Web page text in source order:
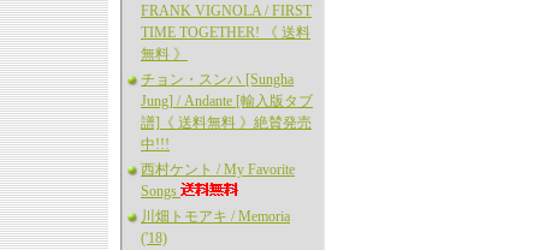
FRANK VIGNOLA / FIRST
TIME TOGETHER! 《 送料
無料 》
チョン・スンハ [Sungha
Jung] / Andante [輸入版タブ
譜]《 送料無料 》絶賛発売
中!!!
西村ケント / My Favorite
Songs
川畑トモアキ / Memoria
('18)